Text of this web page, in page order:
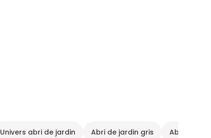
Univers abri de jardin Abri de jardin gris Abri de